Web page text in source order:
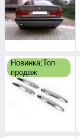
Новинка;Топ
продаж